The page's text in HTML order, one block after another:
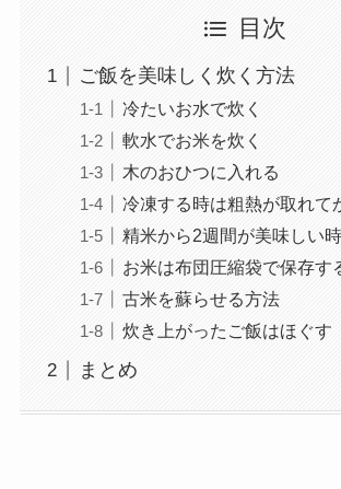
目次
ご飯を美味しく炊く方法
冷たいお水で炊く
軟水でお米を炊く
木のおひつに入れる
冷凍する時は粗熱が取れて
精米から2週間が美味しい
お米は布団圧縮袋で保存す
古米を蘇らせる方法
炊き上がったご飯はほぐす
まとめ